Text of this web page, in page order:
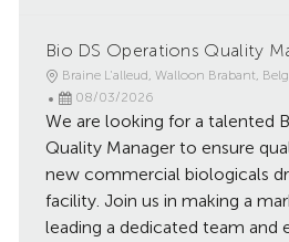
Bio DS Operations Quality
地
点
Braine L'alleud, Walloon Brabant,
已
发
布
期
08/03/2026
We are looking for a talented
Quality Manager to ensure
new commercial biologicals
facility. Join us in making a
leading a dedicated team and